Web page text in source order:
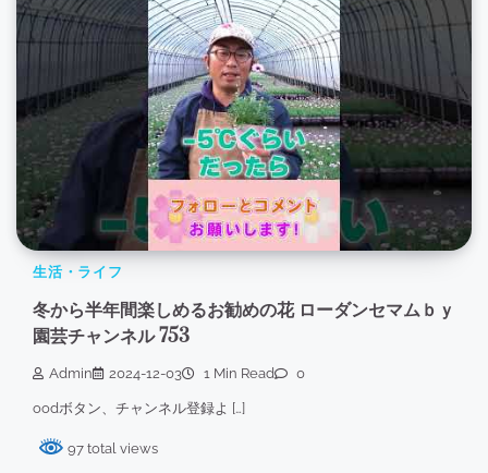
生活・ライフ
冬から半年間楽しめるお勧めの花 ローダンセマムｂｙ
園芸チャンネル 753
Admin 2024-12-03 1 Min Read 0
oodボタン、チャンネル登録よ […]
97 total views